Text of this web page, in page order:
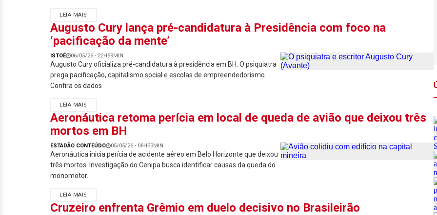
LEIA MAIS
Augusto Cury lança pré-candidatura à Presidência com foco na
‘pacificação da mente’
ISTOÉ 06/05/26 - 22H59MIN
Augusto Cury oficializa pré-candidatura à presidência em BH. O psiquiatra
prega pacificação, capitalismo social e escolas de empreendedorismo.
Confira os dados
LEIA MAIS
Aeronáutica retoma perícia em local de queda de avião que deixou três
mortos em BH
ESTADÃO CONTEÚDO 05/05/26 - 08H33MIN
Aeronáutica inicia perícia de acidente aéreo em Belo Horizonte que deixou
três mortos. Investigação do Cenipa busca identificar causas da queda do
monomotor.
LEIA MAIS
Cruzeiro enfrenta Grêmio em duelo decisivo no Brasileirão